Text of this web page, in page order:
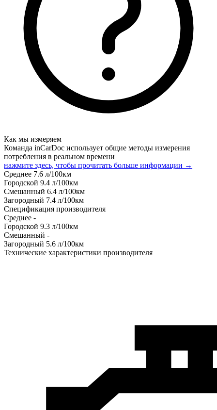
Как мы измеряем
Команда inCarDoc использует общие методы измерения
потребления в реальном времени
нажмите здесь, чтобы прочитать больше информации →
Среднее 7.6 л/100км
Городской 9.4 л/100км
Смешанный 6.4 л/100км
Загородный 7.4 л/100км
Спецификация производителя
Среднее -
Городской 9.3 л/100км
Смешанный -
Загородный 5.6 л/100км
Технические характеристики производителя